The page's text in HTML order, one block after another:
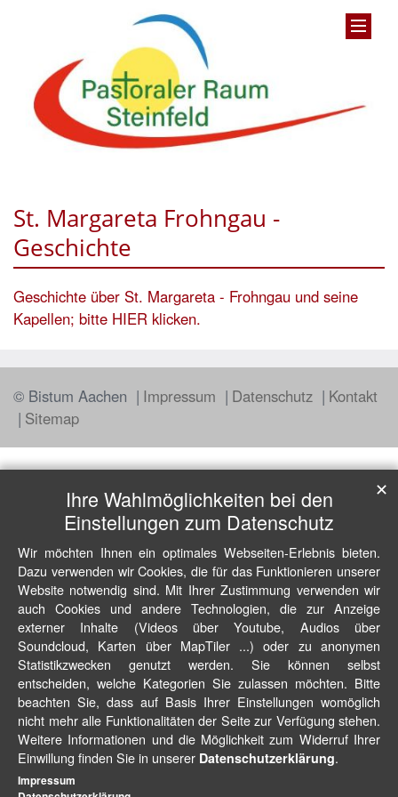
St. Margareta Frohngau -
Geschichte
Geschichte über St. Margareta - Frohngau und seine
Kapellen; bitte HIER klicken.
© Bistum Aachen Impressum Datenschutz
Kontakt
Sitemap
Ihre Wahlmöglichkeiten bei den
Einstellungen zum Datenschutz
Wir möchten Ihnen ein optimales Webseiten-Erlebnis bieten.
Dazu verwenden wir Cookies, die für das Funktionieren unserer
Website notwendig sind. Mit Ihrer Zustimmung verwenden wir
auch Cookies und andere Technologien, die zur Anzeige
externer Inhalte (Videos über Youtube, Audios über
Soundcloud, Karten über MapTiler ...) oder zu anonymen
Statistikzwecken genutzt werden. Sie können selbst
entscheiden, welche Kategorien Sie zulassen möchten. Bitte
beachten Sie, dass auf Basis Ihrer Einstellungen womöglich
nicht mehr alle Funktionalitäten der Seite zur Verfügung stehen.
Weitere Informationen und die Möglichkeit zum Widerruf Ihrer
Einwillung finden Sie in unserer Datenschutzerklärung.
✕
Impressum